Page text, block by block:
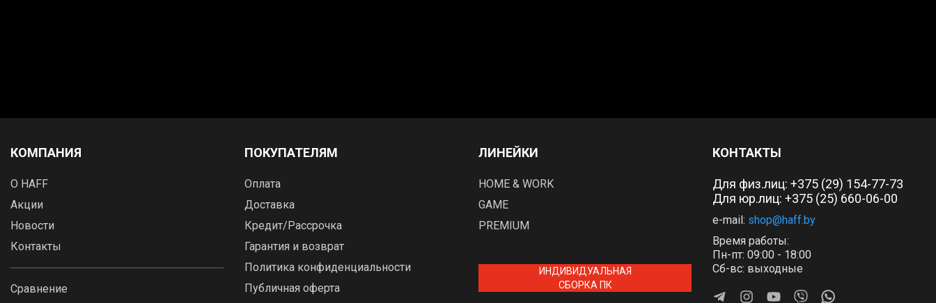
КОМПАНИЯ
О HAFF
Акции
Новости
Контакты
Сравнение
ПОКУПАТЕЛЯМ
Оплата
Доставка
Кредит/Рассрочка
Гарантия и возврат
Политика конфиденциальности
Публичная оферта
ЛИНЕЙКИ
HOME & WORK
GAME
PREMIUM
ИНДИВИДУАЛЬНАЯ
СБОРКА ПК
КОНТАКТЫ
Для физ.лиц: +375 (29) 154-77-73
Для юр.лиц: +375 (25) 660-06-00
e-mail: shop@haff.by
Время работы:
Пн-пт: 09:00 - 18:00
Сб-вс: выходные